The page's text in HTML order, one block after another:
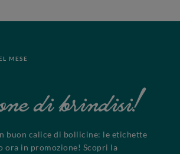
MESE
di brindisi!
buon calice di bollicine: le etichette
ora in promozione! Scopri la